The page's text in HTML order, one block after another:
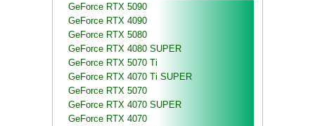
GeForce RTX 5090
GeForce RTX 4090
GeForce RTX 5080
GeForce RTX 4080 SUPER
GeForce RTX 5070 Ti
GeForce RTX 4070 Ti SUPER
GeForce RTX 5070
GeForce RTX 4070 SUPER
GeForce RTX 4070